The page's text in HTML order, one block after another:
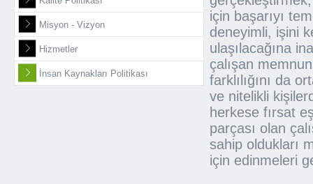
Misyon - Vizyon
Hizmetler
İnsan Kaynakları Politikası
için başarıyı
deneyimli, işini
ulaşılacağına
çalışan
farklılığını da
ve nitelikli
herkese fırsat
parçası olan
sahip oldukları
için edinmeleri